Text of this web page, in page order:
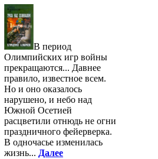
В период
Олимпийских игр войны
прекращаются... Давнее
правило, известное всем.
Но и оно оказалось
нарушено, и небо над
Южной Осетией
расцветили отнюдь не огни
праздничного фейерверка.
В одночасье изменилась
жизнь... Далее